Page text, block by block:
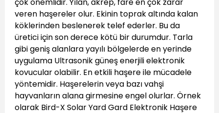
veren haşereler olur. Ekinin toprak altında kalan
köklerinden beslenerek telef ederler. Bu da
üretici için son derece kötü bir durumdur. Tarla
gibi geniş alanlara yayılı bölgelerde en yerinde
uygulama Ultrasonik güneş enerjili elektronik
kovucular olabilir. En etkili haşere ile mücadele
yöntemidir. Haşerelerin veya bazı vahşi
hayvanların alana girmesine engel olurlar. Örnek
olarak Bird-X Solar Yard Gard Elektronik Haşere